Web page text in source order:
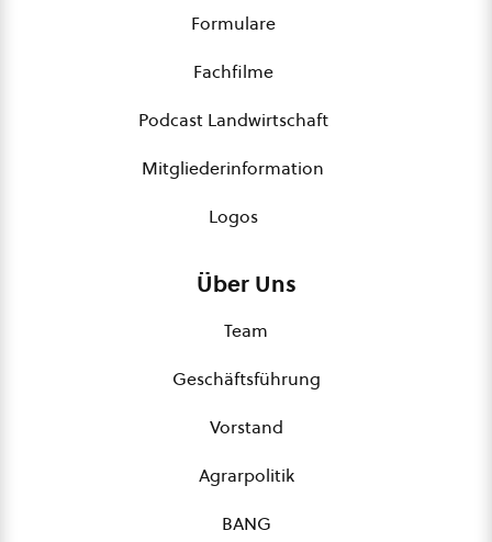
Formulare
Fachfilme
Podcast Landwirtschaft
Mitgliederinformation
Logos
Über Uns
Team
Geschäftsführung
Vorstand
Agrarpolitik
BANG